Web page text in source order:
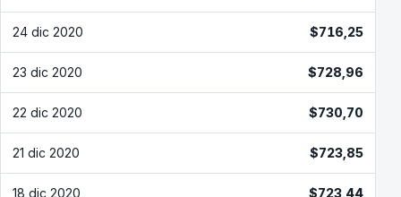
24 dic 2020 $716,25
23 dic 2020 $728,96
22 dic 2020 $730,70
21 dic 2020 $723,85
18 dic 2020 $723,44